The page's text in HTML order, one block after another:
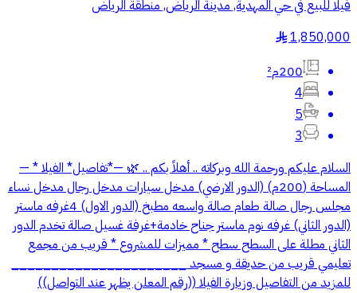
فيلا للبيع في حي المهدية, مدينة الرياض, منطقة الرياض
1,850,000
§
200م²
4
5
3
السلام عليكم ورحمة الله وبركاته .. أهلاً بكم .. 🌿 —*تفاصيل* الفيلا * —
المساحة (200م) (الدور الارضي) مدخل سيارات مدخل رجال مدخل نساء
مجلس رجال صالة طعام صالة واسعه مطبخ (الدور الاول) 4غرفه ماستر
(الدور الثاني) غرفه نوم ماستر جناح خادمة+غرفة غسيل صالة تخدم الدور
الثاني مطلة على السطح سطح * مميزات للمشروع * قريب من مجمع
تعليمي قريب من حديقة و مسجد ______________________
للمزيد من التفاصيل وزيارة الفيلا ((رقم المعلن يظهر عند التواصل))